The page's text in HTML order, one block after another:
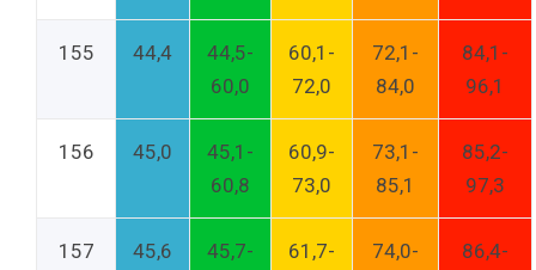
155 44,4
44,5-
60,0
60,1-
72,0
72,1-
84,0
84,1-
96,1
156 45,0
45,1-
60,8
60,9-
73,0
73,1-
85,1
85,2-
97,3
157 45,6
45,7-
61,7-
74,0-
86,4-